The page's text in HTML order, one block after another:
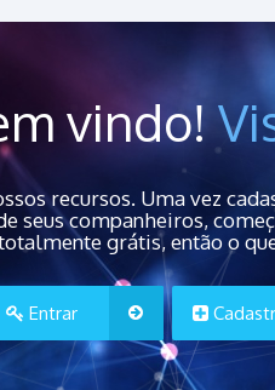
vindo!
recursos. Uma vez
seus companheiros,
grátis, então o
Entrar